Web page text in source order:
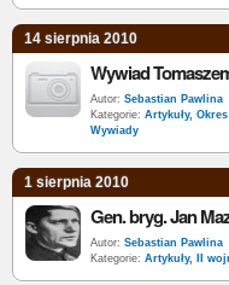
14 sierpnia 2010
Wywiad
Autor: Sebastian Pawlina
Kategorie: Artykuły,
Wywiady
1 sierpnia 2010
Autor: Sebastian Pawlina
Kategorie: Artykuły, II